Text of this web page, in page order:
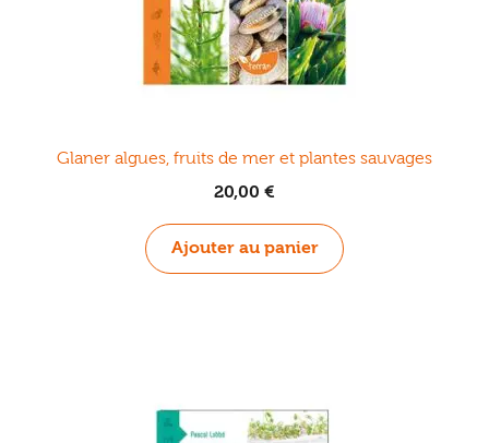
Glaner algues, fruits de mer et plantes sauvages
20,00 €
Ajouter au panier